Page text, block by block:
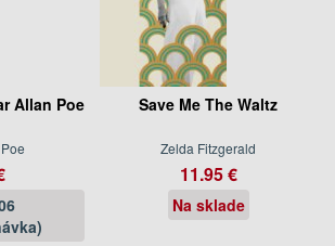
Allan Poe Save Me The Waltz
Zelda Fitzgerald
11.95 €
Na sklade